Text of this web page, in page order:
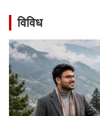
विविध